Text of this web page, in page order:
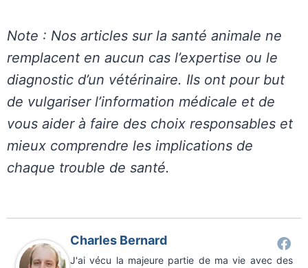
Note : Nos articles sur la santé animale ne
remplacent en aucun cas l’expertise ou le
diagnostic d’un vétérinaire. Ils ont pour but
de vulgariser l’information médicale et de
vous aider à faire des choix responsables et
mieux comprendre les implications de
chaque trouble de santé.
Charles Bernard
J'ai vécu la majeure partie de ma vie avec des